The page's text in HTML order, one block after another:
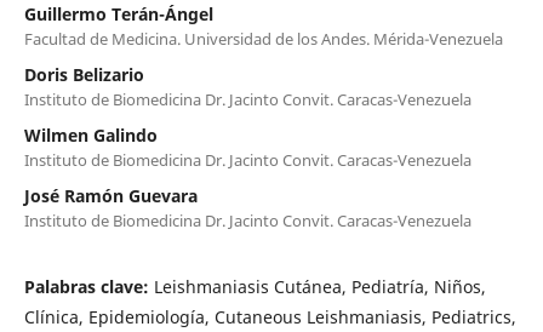
Guillermo Terán-Ángel
Facultad de Medicina. Universidad de los Andes. Mérida-Venezuela
Doris Belizario
Instituto de Biomedicina Dr. Jacinto Convit. Caracas-Venezuela
Wilmen Galindo
Instituto de Biomedicina Dr. Jacinto Convit. Caracas-Venezuela
José Ramón Guevara
Instituto de Biomedicina Dr. Jacinto Convit. Caracas-Venezuela
Palabras clave: Leishmaniasis Cutánea, Pediatría, Niños,
Clínica, Epidemiología, Cutaneous Leishmaniasis, Pediatrics,